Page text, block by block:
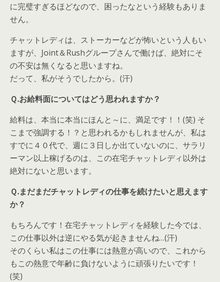
に完璧すぎるほどなので、困ったなという経験もありま
せん。
チャットレディは、ストーカーなどが怖いという人もい
ますが、Joint＆Rushグループさんで働けば、絶対にそ
の不安は無くなると思いますね。
だって、私がそうでしたから。(汗)
Ｑ.お給料面についてはどう思われますか？
給料は、本当に本当にほんと～に、満足です！！(笑) そ
こまで強調する！？と思われるかもしれませんが、私は
すでに４０代で、週に３日しか出ていないのに、サラリ
ーマン以上稼げるのは、この在宅チャットレディ以外は
絶対にないと思います。
Ｑ.まだまだチャットレディの仕事を続けたいと思えます
か？
もちろんです！在宅チャットレディを経験した今では、
この仕事以外は逆にやる気が起きませんね…(汗)
そのくらい私はこの仕事には熱意が高いので、これから
もこの熱意で年齢に負けないように頑張りたいです！
(笑)